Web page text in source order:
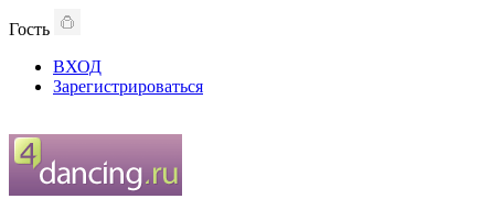
Гость
ВХОД
Зарегистрироваться